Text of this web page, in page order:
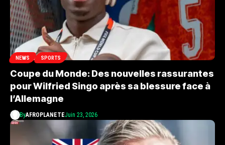
NEWS SPORTS
Coupe du Monde: Des nouvelles rassurantes
pour Wilfried Singo après sa blessure face à
l’Allemagne
ByAFROPLANETEJuin 23, 2026